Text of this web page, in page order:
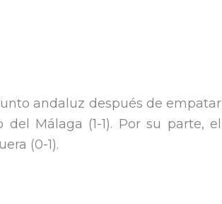
andaluz después de empatar
Málaga (1-1). Por su parte, el
(0-1).